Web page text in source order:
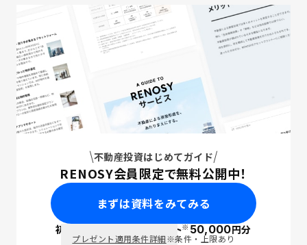
不動産投資はじめてガイド
RENOSY会員限定で無料公開中！
まずは資料をみてみる
初回面談で ポイント※50,000円分
プレゼント適用条件詳細※条件・上限あり